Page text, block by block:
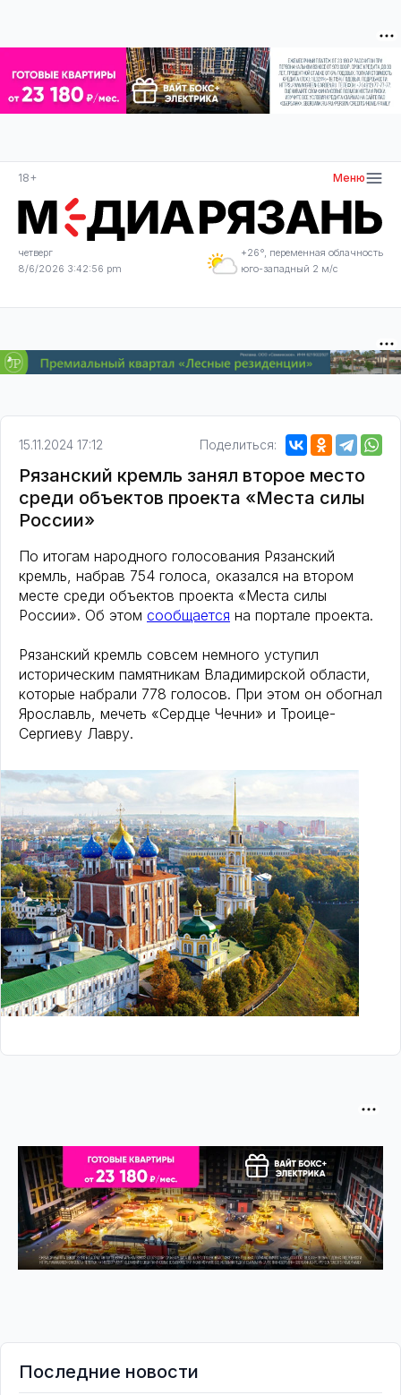
18+ Меню
четверг
8/6/2026 3:42:56 pm
+26°, переменная облачность
юго-западный 2 м/с
15.11.2024 17:12 Поделиться:
Рязанский кремль занял второе место
среди объектов проекта «Места силы
России»
По итогам народного голосования Рязанский
кремль, набрав 754 голоса, оказался на втором
месте среди объектов проекта «Места силы
России». Об этом сообщается на портале проекта.
Рязанский кремль совсем немного уступил
историческим памятникам Владимирской области,
которые набрали 778 голосов. При этом он обогнал
Ярославль, мечеть «Сердце Чечни» и Троице-
Сергиеву Лавру.
Последние новости